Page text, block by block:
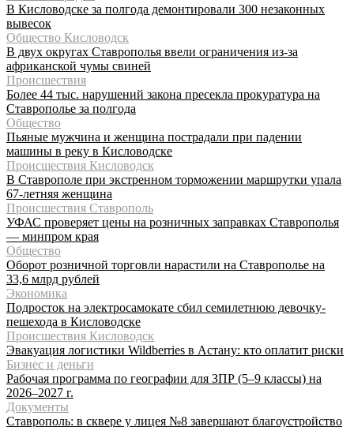
В Кисловодске за полгода демонтировали 300 незаконных
вывесок
Общество Кисловодск
В двух округах Ставрополья ввели ограничения из-за
африканской чумы свиней
Происшествия
Более 44 тыс. нарушений закона пресекла прокуратура на
Ставрополье за полгода
Общество
Пьяные мужчина и женщина пострадали при падении
машины в реку в Кисловодске
Происшествия Кисловодск
В Ставрополе при экстренном торможении маршрутки упала
67-летняя женщина
Происшествия Ставрополь
УФАС проверяет цены на розничных заправках Ставрополья
— минпром края
Общество
Оборот розничной торговли нарастили на Ставрополье на
33,6 млрд рублей
Экономика
Подросток на электросамокате сбил семилетнюю девочку-
пешехода в Кисловодске
Происшествия Кисловодск
Эвакуация логистики Wildberries в Астану: кто оплатит риски
Бизнес и деньги
Рабочая программа по географии для ЗПР (5–9 классы) на
2026–2027 г.
Документы
Ставрополь: в сквере у лицея №8 завершают благоустройство